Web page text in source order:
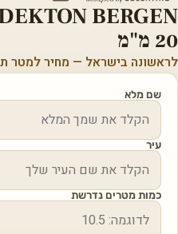
20 מ"מ
לראשונה בישראל — מחיר למטר
שם מלא
עיר
כמות מטרים נדרשת